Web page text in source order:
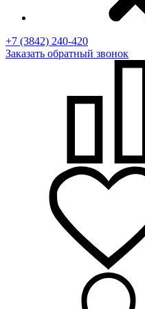
+7 (3842) 240-420
Заказать обратный звонок